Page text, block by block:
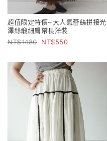
超值限定特價~大人氣蕾絲拼接光
澤絲緞細肩帶長洋裝
1480
550